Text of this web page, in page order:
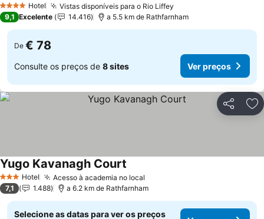
4 EstrelasHotel Vistas disponíveis para o Rio Liffey
9,1 Excelente 14.416 a 5.5 km de Rathfarnham
De € 78
Consulte os preços de 8 sites Ver preços
Partilhar
3 EstrelasHotel Acesso à academia no local
Yugo Kavanagh Court
7,1 1.488 a 6.2 km de Rathfarnham
Selecione as datas para ver os preços